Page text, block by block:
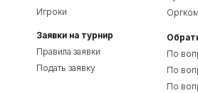
Игроки
Заявки на турнир
Правила заявки
Подать заявку
По
По
По